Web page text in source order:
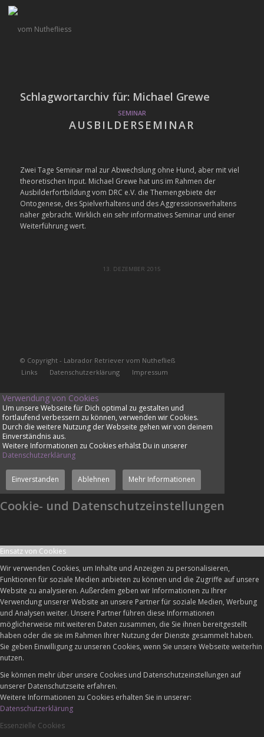
Schlagwortarchiv für: Michael Grewe
SEMINAR
AUSBILDERSEMINAR
Zwei Tage Seminar mal zur Abwechslung ohne Hund, aber mit viel
theoretischen Input. Michael Grewe hat uns im Rahmen der
Ausbilderfortbildung vom DRC e.V. die Themengebiete der
Ontogenese, des Spielverhaltens und des Aggressionsverhaltens
näher gebracht. Wirklich ein sehr informatives Seminar und einer
Weiterführung wert.
13. DEZEMBER 2015
© Copyright - Labrador Retriever vom Nuthefließ
Links
Datenschutzerklärung Impressum
Verwendung von Cookies
Um unsere Webseite für Dich optimal zu gestalten und
fortlaufend verbessern zu können, verwenden wir Cookies.
Durch die weitere Nutzung der Webseite gehen wir von deinem
Einverständnis aus.
Weitere Informationen zu Cookies erhälst Du in unserer
Datenschutzerklärung
Einverstanden Ablehnen Mehr Informationen
Cookie- und Datenschutzeinstellungen
Einsatz von Cookies
Wir verwenden Cookies, um Inhalte und Anzeigen zu personalisieren,
Funktionen für soziale Medien anbieten zu können und die Zugriffe auf unsere
Website zu analysieren. Außerdem geben wir Informationen zu Ihrer
Verwendung unserer Website an unsere Partner für soziale Medien, Werbung
und Analysen weiter. Unsere Partner führen diese Informationen
möglicherweise mit weiteren Daten zusammen, die Sie ihnen bereitgestellt
haben oder die sie im Rahmen Ihrer Nutzung der Dienste gesammelt haben.
Sie geben Einwilligung zu unseren Cookies, wenn Sie unsere Webseite weiterhin
nutzen.
Sie können mehr über unsere Cookies und Datenschutzeinstellungen auf
unserer Datenschutzseite erfahren.
Weitere Informationen zu Cookies erhalten Sie in unserer:
Datenschutzerklärung
Essenzielle Cookies